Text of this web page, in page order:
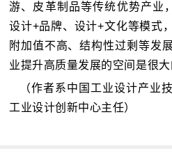
游、皮革制品等传统优势产业
设计+品牌、设计+文化等模式
附加值不高、结构性过剩等发
业提升高质量发展的空间是很大
（作者系中国工业设计产业
工业设计创新中心主任）